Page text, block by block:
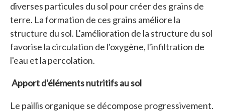
diverses particules du sol pour créer des grains de
terre. La formation de ces grains améliore la
structure du sol. L'amélioration de la structure du sol
favorise la circulation de l'oxygène, l'infiltration de
l'eau et la percolation.
Apport d'éléments nutritifs au sol
Le paillis organique se décompose progressivement.